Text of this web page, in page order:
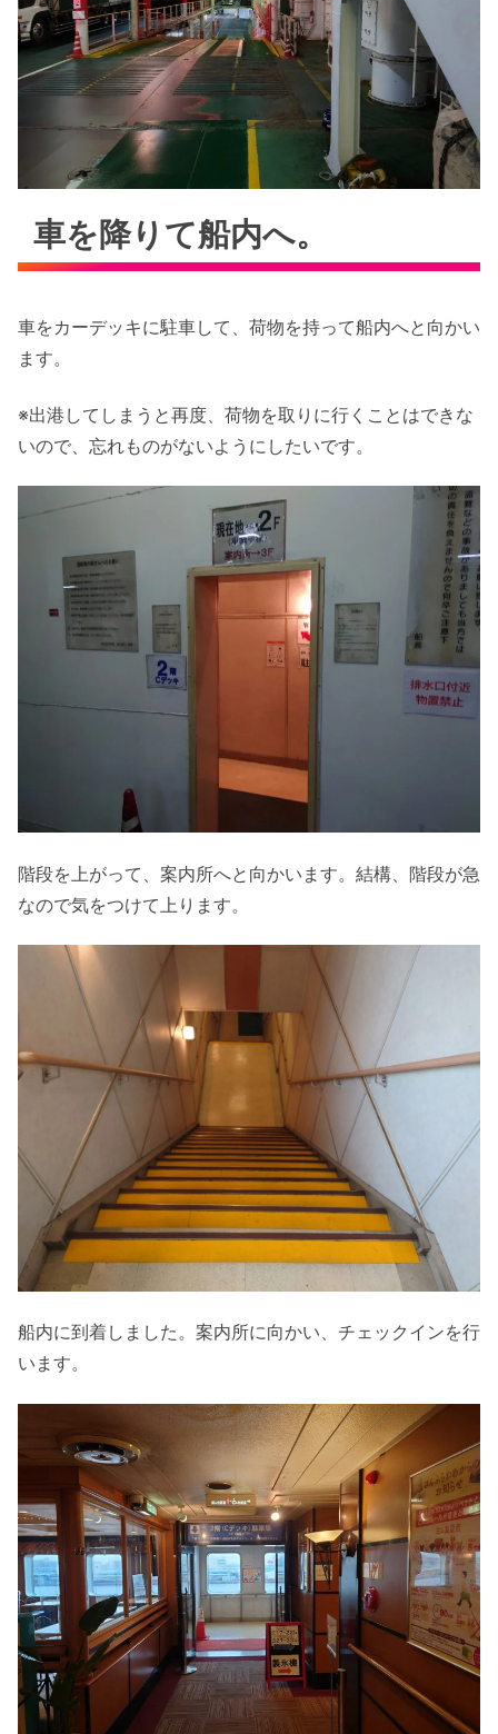
車を降りて船内へ。
車をカーデッキに駐車して、荷物を持って船内へと向かい
ます。
※出港してしまうと再度、荷物を取りに行くことはできな
いので、忘れものがないようにしたいです。
階段を上がって、案内所へと向かいます。結構、階段が急
なので気をつけて上ります。
船内に到着しました。案内所に向かい、チェックインを行
います。